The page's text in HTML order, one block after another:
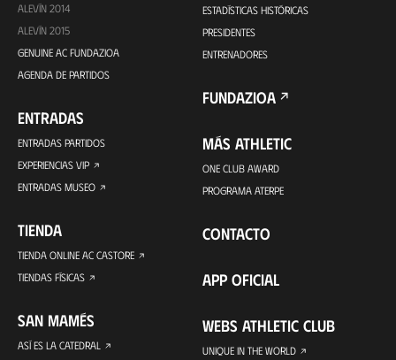
ALEVÍN 2014
ALEVÍN 2015
GENUINE AC FUNDAZIOA
AGENDA DE PARTIDOS
ENTRADAS
ENTRADAS PARTIDOS
EXPERIENCIAS VIP
ENTRADAS MUSEO
TIENDA
TIENDA ONLINE AC CASTORE
TIENDAS FÍSICAS
SAN MAMÉS
ASÍ ES LA CATEDRAL
ESTADÍSTICAS HISTÓRICAS
PRESIDENTES
ENTRENADORES
FUNDAZIOA
MÁS ATHLETIC
ONE CLUB AWARD
PROGRAMA ATERPE
CONTACTO
APP OFICIAL
WEBS ATHLETIC CLUB
UNIQUE IN THE WORLD